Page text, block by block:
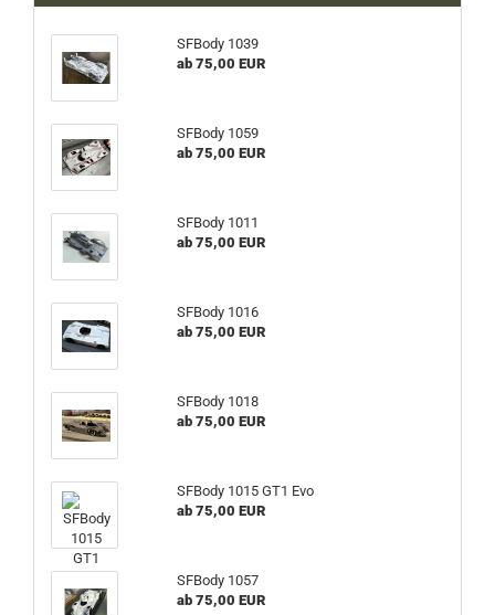
SFBody 1039
ab 75,00 EUR
SFBody 1059
ab 75,00 EUR
SFBody 1011
ab 75,00 EUR
SFBody 1016
ab 75,00 EUR
SFBody 1018
ab 75,00 EUR
SFBody 1015 GT1 Evo
ab 75,00 EUR
SFBody 1057
ab 75,00 EUR